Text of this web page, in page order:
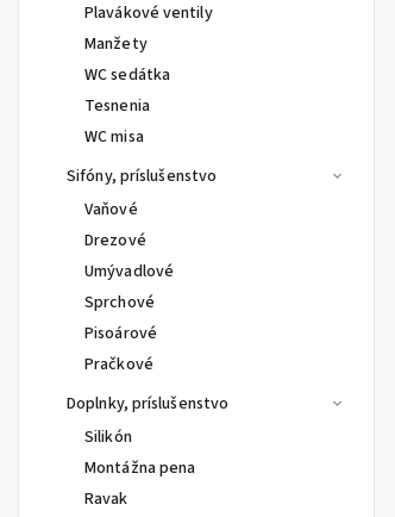
Plavákové ventily
Manžety
WC sedátka
Tesnenia
WC misa
Sifóny, príslušenstvo
Vaňové
Drezové
Umývadlové
Sprchové
Pisoárové
Pračkové
Doplnky, príslušenstvo
Silikón
Montážna pena
Ravak